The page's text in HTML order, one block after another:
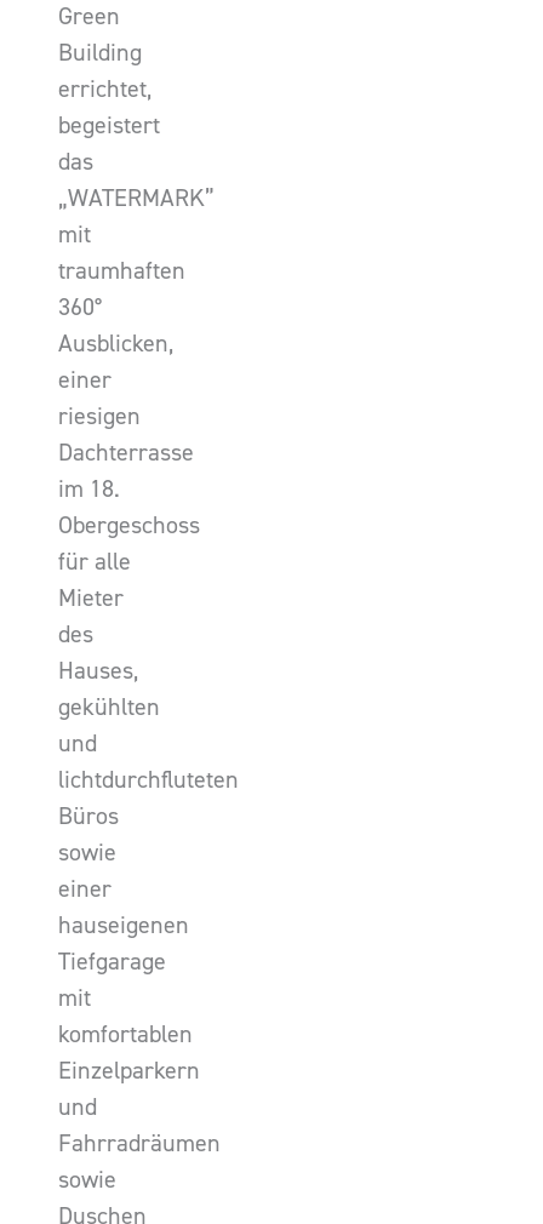
Green
Building
errichtet,
begeistert
das
„WATERMARK”
mit
traumhaften
360°
Ausblicken,
einer
riesigen
Dachterrasse
im 18.
Obergeschoss
für alle
Mieter
des
Hauses,
gekühlten
und
lichtdurchfluteten
Büros
sowie
einer
hauseigenen
Tiefgarage
mit
komfortablen
Einzelparkern
und
Fahrradräumen
sowie
Duschen